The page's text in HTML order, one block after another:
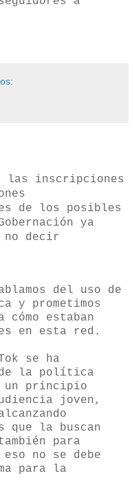
las inscripciones
de los posibles
ya
no decir
del uso de
y prometimos
estaban
en esta red.
se ha
de la política
un principio
joven,
que la buscan
para
no se debe
para la